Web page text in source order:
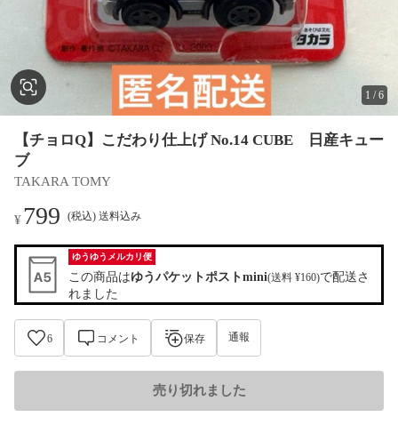
1 /6
【チョロQ】こだわり仕上げ No.14 CUBE 日産キュー
ブ
TAKARA TOMY
¥799 (税込) 送料込み
ゆうゆうメルカリ便
この商品はゆうパケットポストmini(送料 ¥160)で配送さ
れました
6 コメント 保存 通報
売り切れました